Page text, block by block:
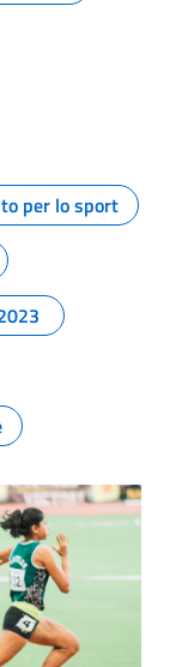
per lo sport